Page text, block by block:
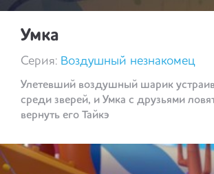
Умка
Серия: Воздушный незнакомец
Улетевший воздушный шарик
среди зверей, и Умка с друзьями
вернуть его Тайкэ